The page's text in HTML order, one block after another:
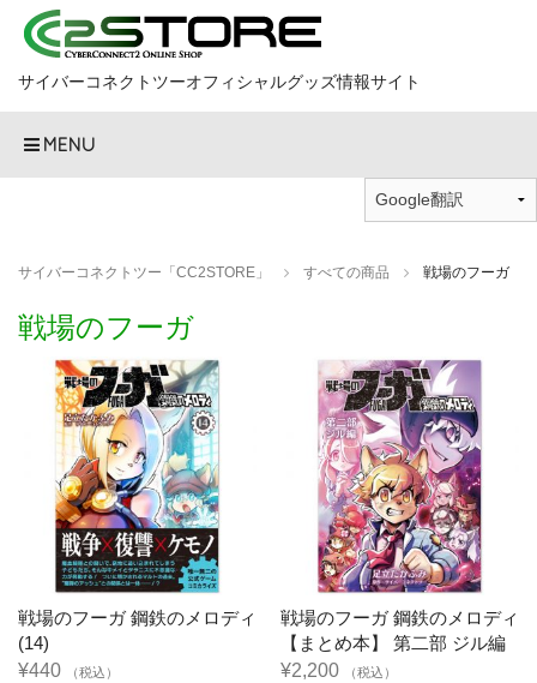
サイバーコネクトツーオフィシャルグッズ情報サイト
MENU
サイバーコネクトツー「CC2STORE」 すべての商品 戦場のフーガ
戦場のフーガ
戦場のフーガ 鋼鉄のメロディ
(14)
¥440
（税込）
戦場のフーガ 鋼鉄のメロディ
【まとめ本】 第二部 ジル編
¥2,200
（税込）